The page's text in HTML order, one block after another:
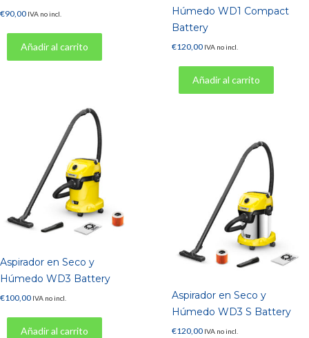
€90,00 IVA no incl.
Añadir al carrito
Húmedo WD1 Compact
Battery
€120,00 IVA no incl.
Añadir al carrito
Aspirador en Seco y
Húmedo WD3 Battery
€100,00 IVA no incl.
Añadir al carrito
Aspirador en Seco y
Húmedo WD3 S Battery
€120,00 IVA no incl.